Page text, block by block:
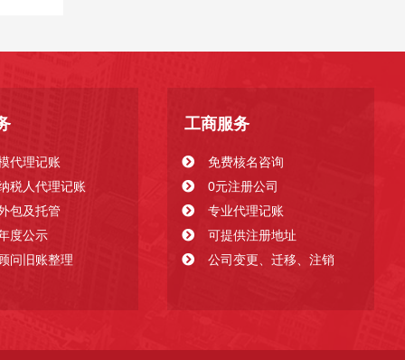
代理记账
税人代理记账
包及托管
度公示
问旧账整理
工商服务
免费核名咨询
0元注册公司
专业代理记账
可提供注册地址
公司变更、迁移、注销